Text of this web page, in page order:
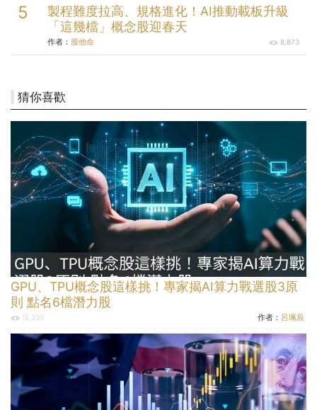
製程難度拉高、規格進化！AI推動載板升級
「這幾檔」概念股迎春天
作者： 股他命 8,873
猜你喜歡
GPU、TPU概念股這樣挑！專家揭AI算力戰選股3原
則 點名6檔潛力股
15,330 作者： 呂珮辰